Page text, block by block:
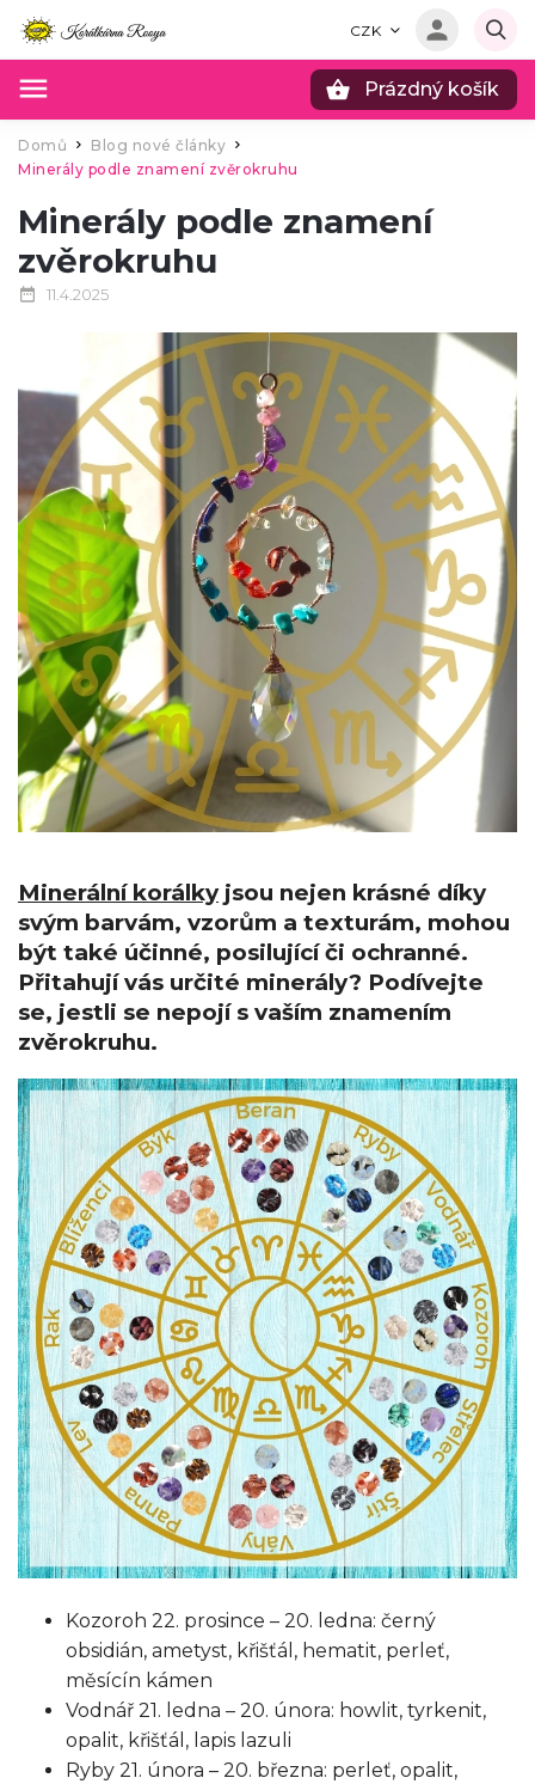
CZK
Prázdný košík
Domů / Blog nové články /
Minerály podle znamení zvěrokruhu
Minerály podle znamení
zvěrokruhu
11.4.2025
Minerální korálkyjsou nejen krásné díky
svým barvám, vzorům a texturám, mohou
být také účinné, posilující či ochranné.
Přitahují vás určité minerály? Podívejte
se, jestli se nepojí s vaším znamením
zvěrokruhu.
Kozoroh 22. prosince – 20. ledna: černý
obsidián, ametyst, křišťál, hematit, perleť,
měsícín kámen
Vodnář 21. ledna – 20. února: howlit, tyrkenit,
opalit, křišťál, lapis lazuli
Ryby 21. února – 20. března: perleť, opalit,